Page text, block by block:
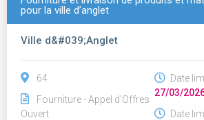
pour la ville d’anglet
Ville d&#039;Anglet
64
Fourniture - Appel d'Offres
Ouvert
Date
27/03/
Date